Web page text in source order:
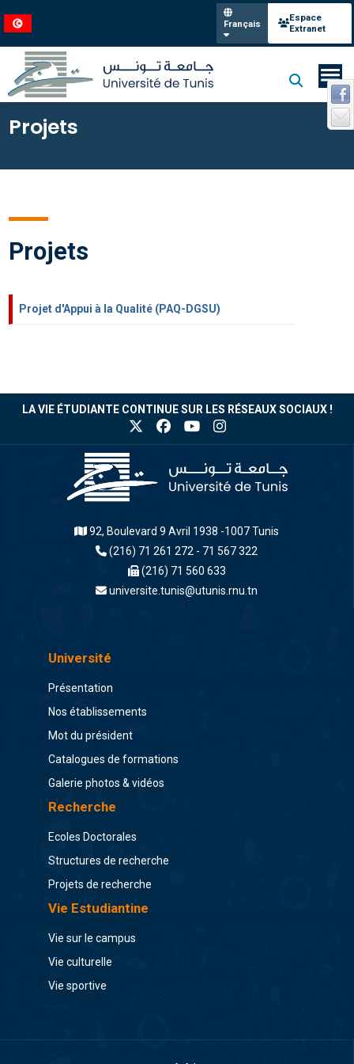
Français
Espace
Extranet
Projets
Projets
Projet d'Appui à la Qualité (PAQ-DGSU)
LA VIE ÉTUDIANTE CONTINUE SUR LES RÉSEAUX SOCIAUX !
92, Boulevard 9 Avril 1938 -1007 Tunis
(216) 71 261 272 - 71 567 322
(216) 71 560 633
universite.tunis@utunis.rnu.tn
Université
Présentation
Nos établissements
Mot du président
Catalogues de formations
Galerie photos & vidéos
Recherche
Ecoles Doctorales
Structures de recherche
Projets de recherche
Vie Estudiantine
Vie sur le campus
Vie culturelle
Vie sportive